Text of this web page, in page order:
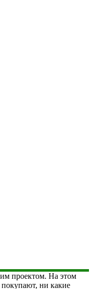
проектом. На этом
покупают, ни какие